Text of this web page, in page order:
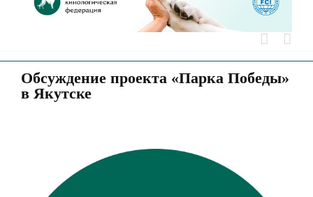
Обсуждение проекта «Парка Победы»
в Якутске